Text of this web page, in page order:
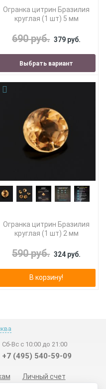
Огранка цитрин Бразилия
круглая (1 шт) 5 мм
690 руб. 379 руб.
Выбрать вариант
Огранка цитрин Бразилия
круглая (1 шт) 2 мм
590 руб. 324 руб.
В корзину!
Сб-Вс с 10:00 до 21:00
+7 (495) 540-59-09
Личный счет